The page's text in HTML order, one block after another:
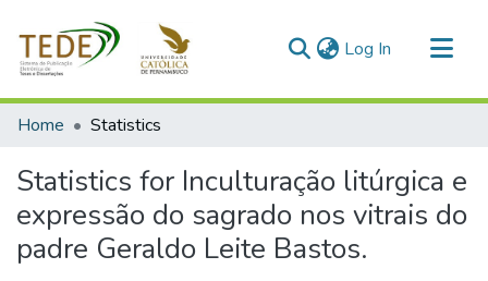
Log In (current)
Communities & Collections
Home Statistics
Statistics for Inculturação litúrgica e
expressão do sagrado nos vitrais do
padre Geraldo Leite Bastos.